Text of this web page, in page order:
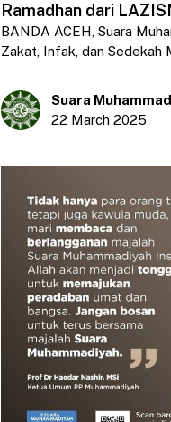
Ramadhan dari
BANDA ACEH, Suara
Zakat, Infak, dan Sedekah
Suara
22 March 2025